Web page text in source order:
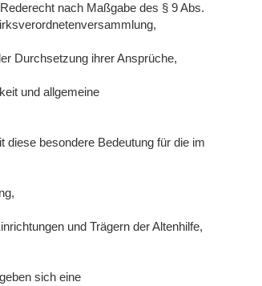
nach Maßgabe des § 9 Abs.
Durchsetzung ihrer Ansprüche,
und allgemeine
besondere Bedeutung für die im
und Trägern der Altenhilfe,
sich eine